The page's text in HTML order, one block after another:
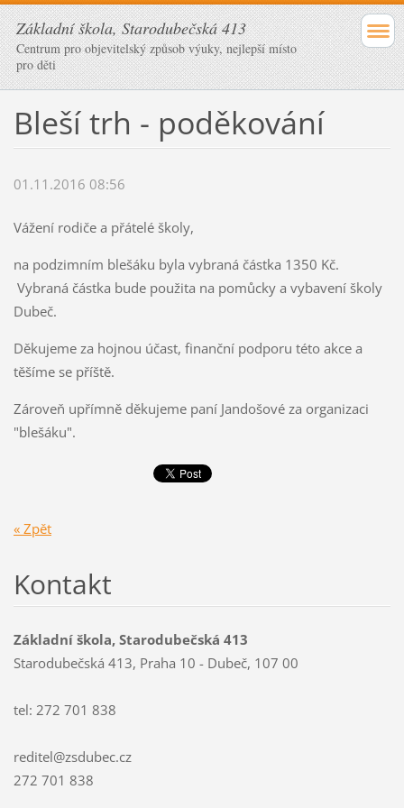
Základní škola, Starodubečská 413
Centrum pro objevitelský způsob výuky, nejlepší místo
pro děti
Bleší trh - poděkování
01.11.2016 08:56
Vážení rodiče a přátelé školy,
na podzimním blešáku byla vybraná částka 1350 Kč.
Vybraná částka bude použita na pomůcky a vybavení školy
Dubeč.
Děkujeme za hojnou účast, finanční podporu této akce a
těšíme se příště.
Zároveň upřímně děkujeme paní Jandošové za organizaci
"blešáku".
« Zpět
Kontakt
Základní škola, Starodubečská 413
Starodubečská 413, Praha 10 - Dubeč, 107 00
tel: 272 701 838
reditel@zsdubec.cz
272 701 838